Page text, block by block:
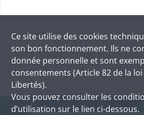
Ce site utilise des cookies
son bon fonctionnement. Ils ne
donnée personnelle et sont
consentements (Article 82 de la
Libertés).
Vous pouvez consulter les
d’utilisation sur le lien ci-dessous.